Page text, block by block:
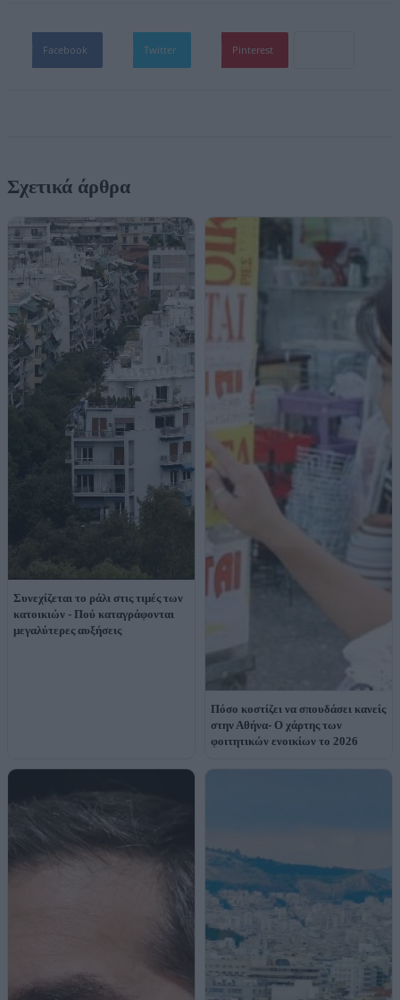
Facebook Twitter Pinterest
Σχετικά άρθρα
Συνεχίζεται το ράλι στις τιμές των
κατοικιών - Πού καταγράφονται
μεγαλύτερες αυξήσεις
Πόσο κοστίζει να σπουδάσει κανείς
στην Αθήνα- Ο χάρτης των
φοιτητικών ενοικίων το 2026